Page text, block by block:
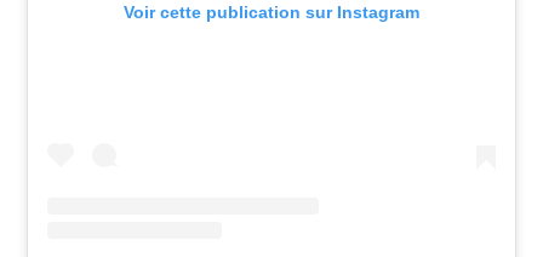
Voir cette publication sur Instagram